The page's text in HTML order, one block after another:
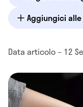
Aggiungici
Data articolo – 12